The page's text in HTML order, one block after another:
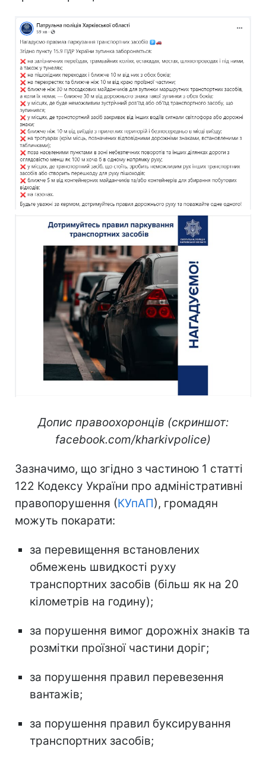
Допис правоохоронців (скриншот:
facebook.com/kharkivpolice)
Зазначимо, що згідно з частиною 1 статті
122 Кодексу України про адміністративні
правопорушення (КУпАП), громадян
можуть покарати:
за перевищення встановлених
обмежень швидкості руху
транспортних засобів (більш як на 20
кілометрів на годину);
за порушення вимог дорожніх знаків та
розмітки проїзної частини доріг;
за порушення правил перевезення
вантажів;
за порушення правил буксирування
транспортних засобів;